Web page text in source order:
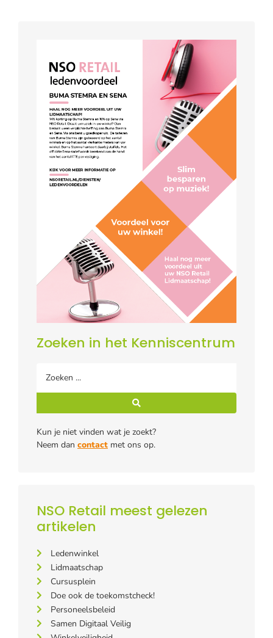
Zoeken in het Kenniscentrum
Kun je niet vinden wat je zoekt?
Neem dan contact met ons op.
NSO Retail meest gelezen
artikelen
Ledenwinkel
Lidmaatschap
Cursusplein
Doe ook de toekomstcheck!
Personeelsbeleid
Samen Digitaal Veilig